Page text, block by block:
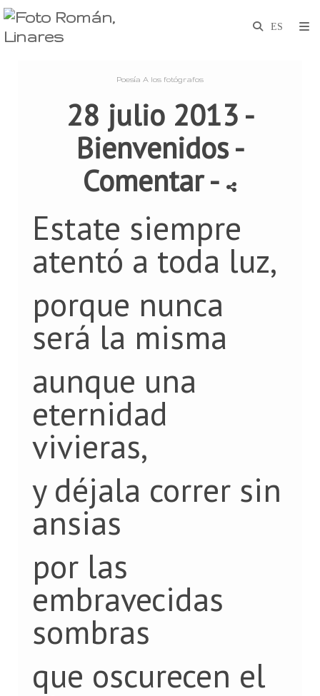
Poesía A los fotógrafos
28 julio 2013 -
Bienvenidos-
Comentar-
Estate siempre
atentó a toda luz,
porque nunca
será la misma
aunque una
eternidad
vivieras,
y déjala correr sin
ansias
por las
embravecidas
sombras
que oscurecen el